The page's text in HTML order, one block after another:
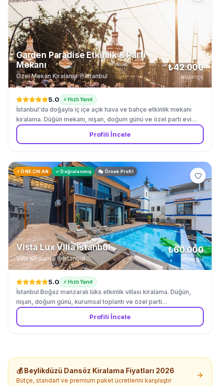
Garden Paradise Etkinlik & Parti
Mekanı
Özel Mekan Kiralama· İstanbul
₺42.000
başlangıç
5.0 ⚡ Hızlı Yanıt
İstanbul'da doğayla iç içe açık hava ve bahçe etkinlik mekanı
kiralama. Düğün mekanı, nişan, doğum günü ve özel parti evi
olarak romantik bahçe, ahşap teras ve rustik iç mekan
seçenekleri sunuyoruz. Aydınlatma sistemleri ve bahçe
Profili İncele
⚡ ÖNE ÇIKAN ✓ Doğrulanmış 🎭 Örnek Profil
Vista Lux Villa İstanbul
Villa Kiralama· İstanbul
₺60.000
başlangıç
5.0 ⚡ Hızlı Yanıt
İstanbul Boğaz manzaralı lüks etkinlik villası kiralama. Düğün,
nişan, doğum günü, kurumsal toplantı ve özel parti
organizasyonları için özel villa. Infinity havuz, tam donanımlı
mutfak, 5 yatak odası, geniş teras ve bahçe ile maksimum 80
Profili İncele
💰Beylikdüzü Dansöz Kiralama Fiyatları 2026
Bütçe, standart ve premium paket ücretlerini karşılaştır